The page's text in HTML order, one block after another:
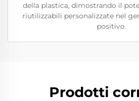
della plastica, dimostrando il
riutilizzabili personalizzate nel
positivo.
Prodotti